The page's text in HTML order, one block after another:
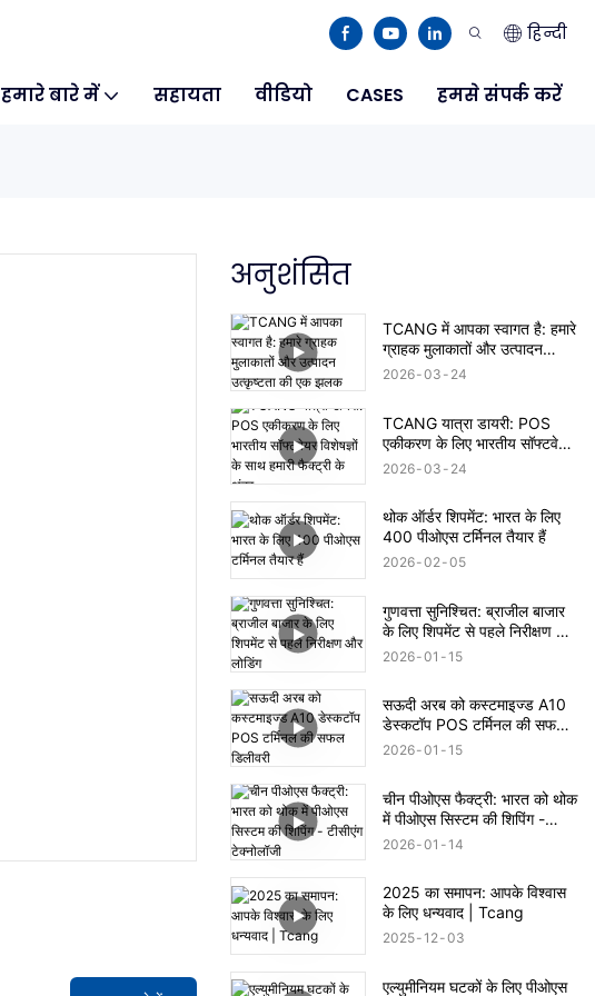
हिन्दी
हमारे बारे में सहायता वीडियो CASES हमसे संपर्क करें
अनुशंसित
TCANG में आपका स्वागत है: हमारे
ग्राहक मुलाकातों और उत्पादन
उत्कृष्टता की एक झलक
2026 03 24
TCANG यात्रा डायरी: POS
एकीकरण के लिए भारतीय सॉफ्टवेयर
विशेषज्ञों के साथ हमारी फैक्ट्री के
2026 03 24
थोक ऑर्डर शिपमेंट: भारत के लिए
400 पीओएस टर्मिनल तैयार हैं
2026 02 05
गुणवत्ता सुनिश्चित: ब्राजील बाजार
के लिए शिपमेंट से पहले निरीक्षण और
लोडिंग
2026 01 15
सऊदी अरब को कस्टमाइज्ड A10
डेस्कटॉप POS टर्मिनल की सफल
डिलीवरी
2026 01 15
चीन पीओएस फैक्ट्री: भारत को थोक
में पीओएस सिस्टम की शिपिंग -
टीसीएंग टेक्नोलॉजी
2026 01 14
2025 का समापन: आपके विश्वास
के लिए धन्यवाद | Tcang
2025 12 03
एल्युमीनियम घटकों के लिए पीओएस